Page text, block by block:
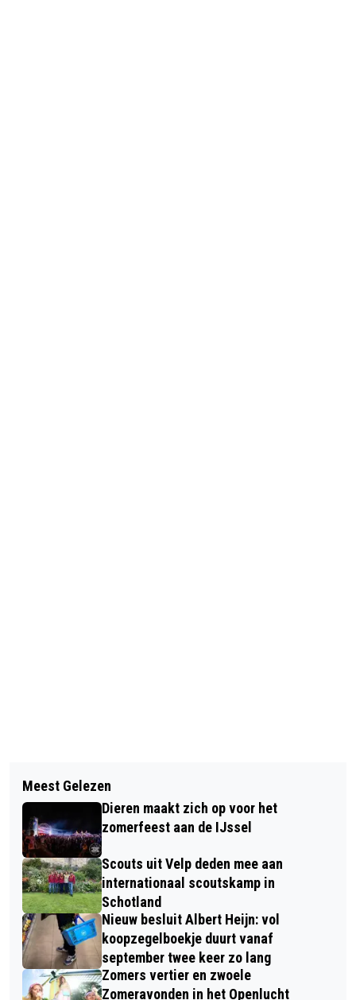
VOORDRACHT 9: TRAINER HENK VOS
VAN ONMISKENBARE WAARDE VOOR
GELREGYM
BOEK 120 JAAR DIERENSE
VOETBALGESCHIEDENIS
GEPRESENTEERD
Meest Gelezen
Dieren maakt zich op voor het
zomerfeest aan de IJssel
Scouts uit Velp deden mee aan
internationaal scoutskamp in
Schotland
Nieuw besluit Albert Heijn: vol
koopzegelboekje duurt vanaf
september twee keer zo lang
Zomers vertier en zwoele
Zomeravonden in het Openlucht